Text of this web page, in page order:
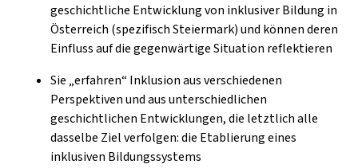
geschichtliche Entwicklung von inklusiver Bildung in
Österreich (spezifisch Steiermark) und können deren
Einfluss auf die gegenwärtige Situation reflektieren
Sie „erfahren“ Inklusion aus verschiedenen
Perspektiven und aus unterschiedlichen
geschichtlichen Entwicklungen, die letztlich alle
dasselbe Ziel verfolgen: die Etablierung eines
inklusiven Bildungssystems